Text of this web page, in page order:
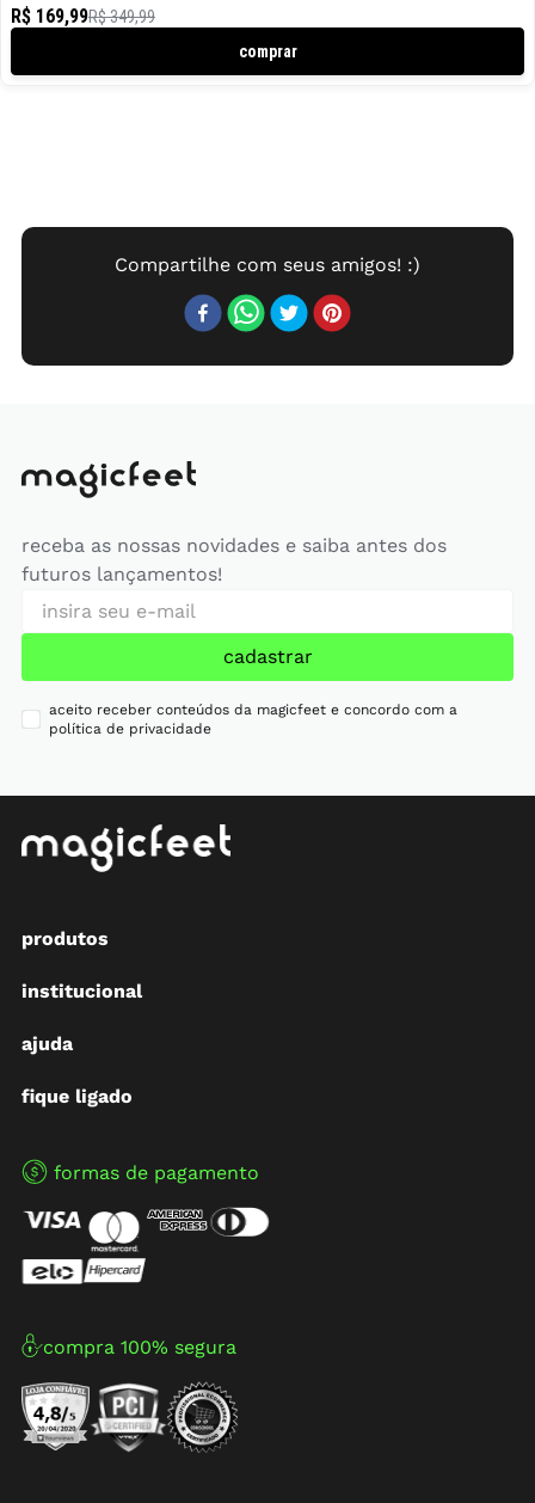
R$ 169,99R$ 349,99
comprar
receba as nossas novidades e saiba antes dos
futuros lançamentos!
cadastrar
aceito receber conteúdos da magicfeet e concordo com a
política de privacidade
produtos
institucional
ajuda
fique ligado
formas de pagamento
compra 100% segura